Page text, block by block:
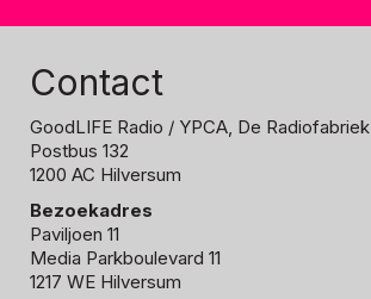
Contact
GoodLIFE Radio / YPCA, De Radiofabriek
Postbus 132
1200 AC Hilversum
Bezoekadres
Paviljoen 11
Media Parkboulevard 11
1217 WE Hilversum